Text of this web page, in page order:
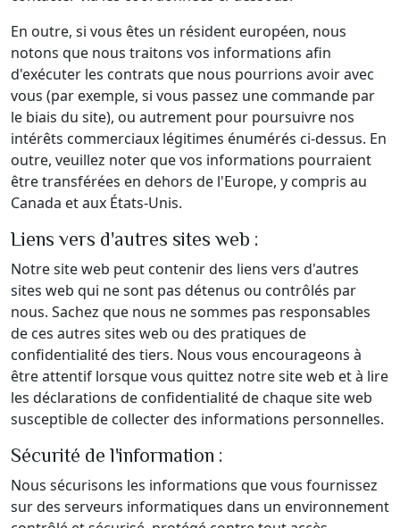
En outre, si vous êtes un résident européen, nous
notons que nous traitons vos informations afin
d'exécuter les contrats que nous pourrions avoir avec
vous (par exemple, si vous passez une commande par
le biais du site), ou autrement pour poursuivre nos
intérêts commerciaux légitimes énumérés ci-dessus. En
outre, veuillez noter que vos informations pourraient
être transférées en dehors de l'Europe, y compris au
Canada et aux États-Unis.
Liens vers d'autres sites web :
Notre site web peut contenir des liens vers d'autres
sites web qui ne sont pas détenus ou contrôlés par
nous. Sachez que nous ne sommes pas responsables
de ces autres sites web ou des pratiques de
confidentialité des tiers. Nous vous encourageons à
être attentif lorsque vous quittez notre site web et à lire
les déclarations de confidentialité de chaque site web
susceptible de collecter des informations personnelles.
Sécurité de l'information :
Nous sécurisons les informations que vous fournissez
sur des serveurs informatiques dans un environnement